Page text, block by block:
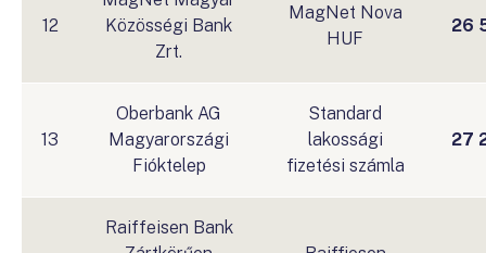
12
Közösségi Bank
Zrt.
MagNet Nova
HUF
26
13
Oberbank AG
Magyarországi
Fióktelep
Standard
lakossági
fizetési számla
27
Raiffeisen Bank